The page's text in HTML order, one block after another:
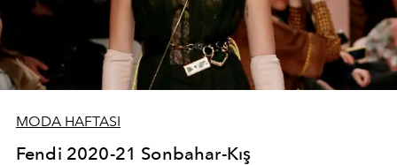
MODA HAFTASI
Fendi 2020-21 Sonbahar-Kış